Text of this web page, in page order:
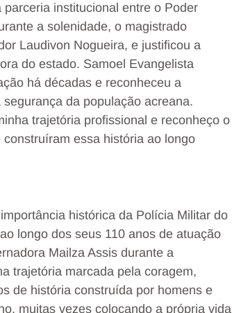
institucional entre o Poder
a solenidade, o magistrado
Laudivon Nogueira, e justificou a
do estado. Samoel Evangelista
há décadas e reconheceu a
da população acreana.
trajetória profissional e reconheço o
essa história ao longo
histórica da Polícia Militar do
longo dos seus 110 anos de atuação
Mailza Assis durante a
trajetória marcada pela coragem,
de história construída por homens e
muitas vezes colocando a própria vida